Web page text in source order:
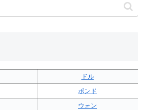
ドル
ポンド
ウォン